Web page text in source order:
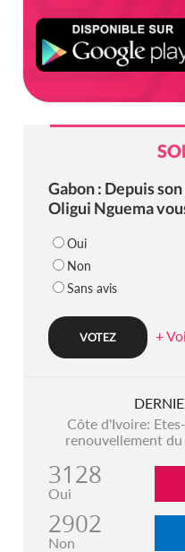
Gabon : Depuis
Oligui Nguema
Oui
Non
Sans avis
+
Côte d'Ivoire:
renouvellement du
3128
Oui
2902
Non